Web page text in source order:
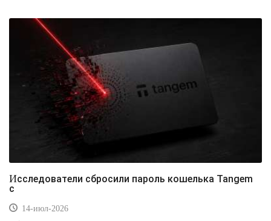
Исследователи сбросили пароль кошелька Tangem
с
14-июл-2026